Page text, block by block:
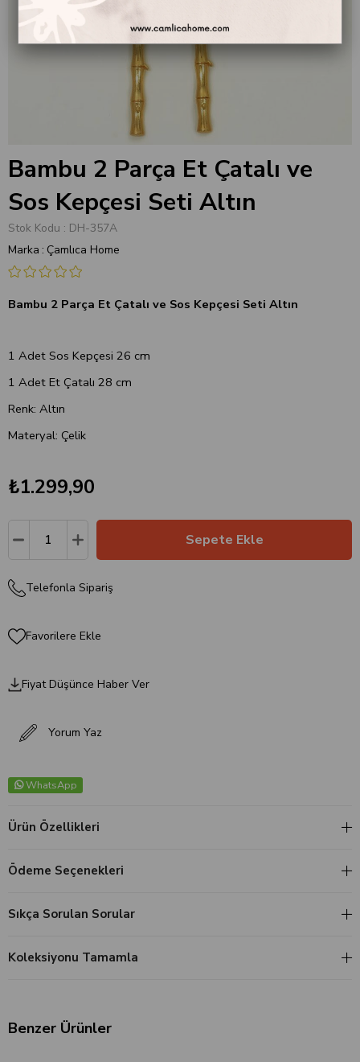
Bambu 2 Parça Et Çatalı ve
Sos Kepçesi Seti Altın
Stok Kodu
DH-357A
Marka : Çamlıca Home
Bambu 2 Parça Et Çatalı ve Sos Kepçesi Seti Altın
1 Adet Sos Kepçesi 26 cm
1 Adet Et Çatalı 28 cm
Renk: Altın
Materyal: Çelik
₺1.299,90
Telefonla Sipariş
Favorilere Ekle
Fiyat Düşünce Haber Ver
Yorum Yaz
WhatsApp
Ürün Özellikleri
Ödeme Seçenekleri
Sıkça Sorulan Sorular
Koleksiyonu Tamamla
Benzer Ürünler